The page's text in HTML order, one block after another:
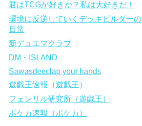
君はTCGが好きか？私は大好きだ！
環境に反逆していくデッキビルダーの
日常
新デュエマクラブ
DM・ISLAND
Sawasdeeclap your hands
遊戯王速報（遊戯王）
フェンリル研究所（遊戯王）
ポケカ速報（ポケカ）